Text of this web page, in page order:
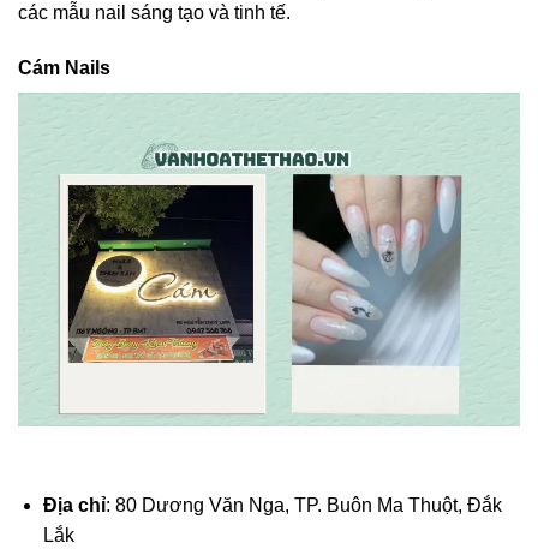
các mẫu nail sáng tạo và tinh tế.
Cám Nails
Địa chỉ: 80 Dương Văn Nga, TP. Buôn Ma Thuột, Đắk
Lắk